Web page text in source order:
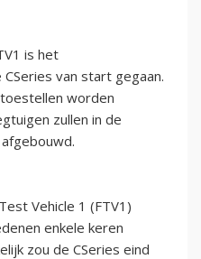
is het
van start gegaan.
worden
zullen in de
Vehicle 1 (FTV1)
enkele keren
zou de CSeries eind